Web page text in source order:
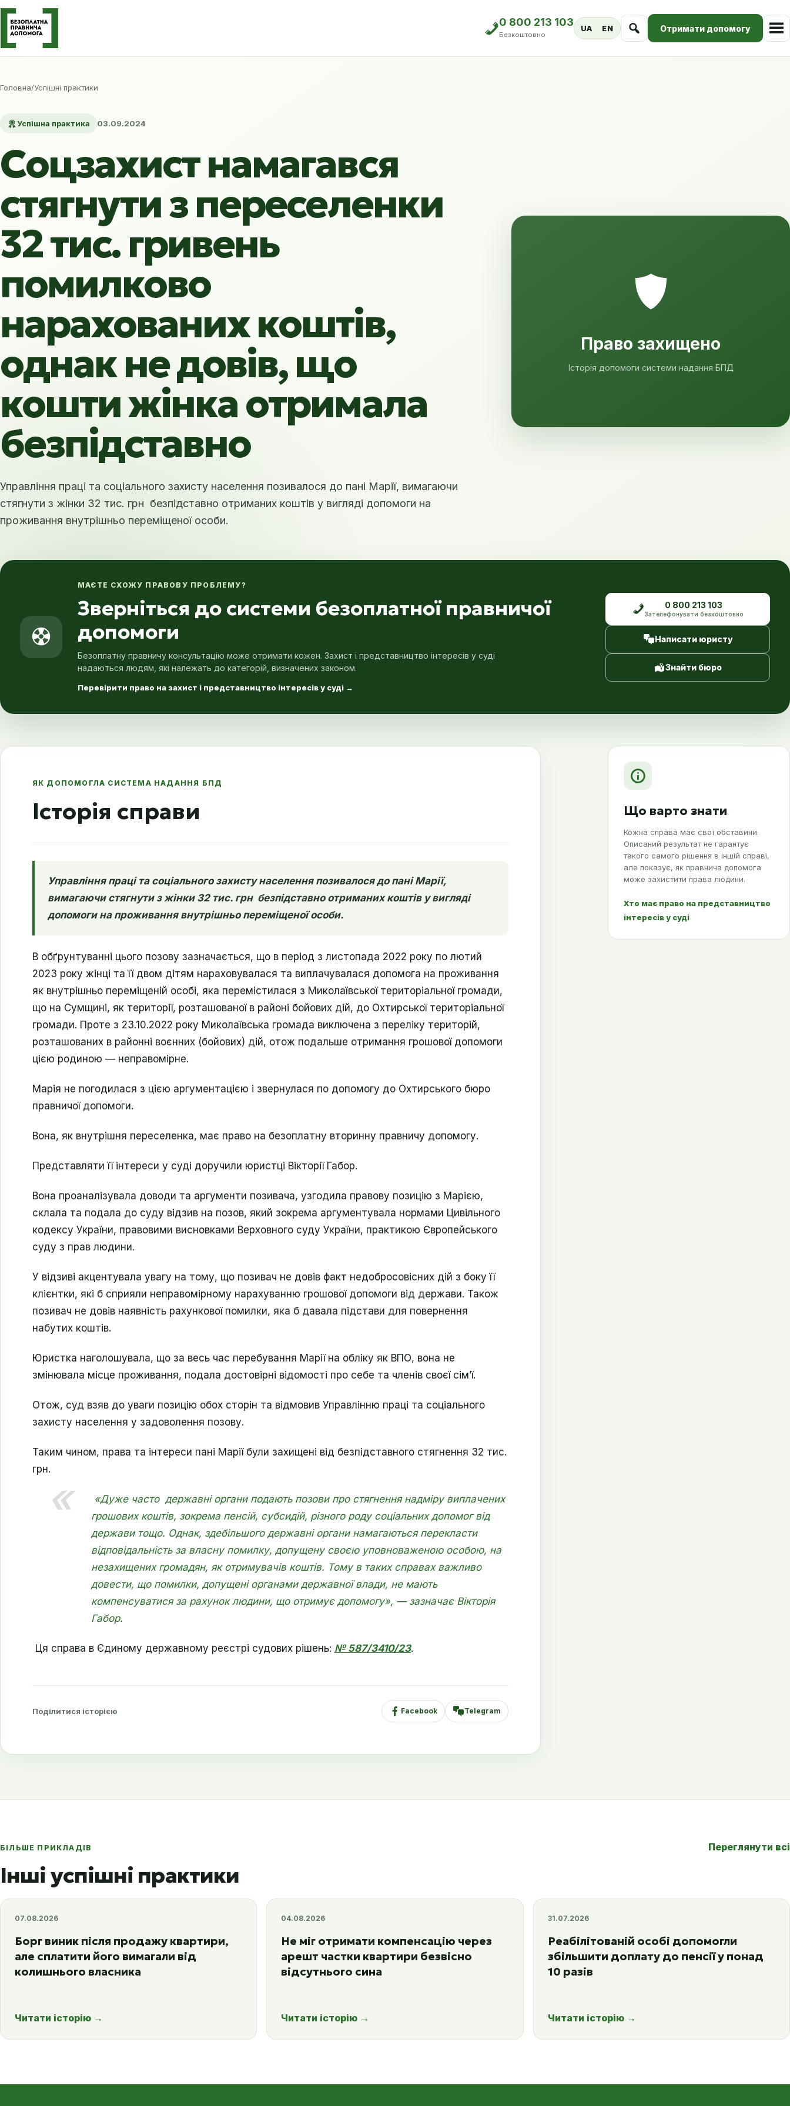
0 800 213 103
Безкоштовно
UA EN Отримати допомогу
Головна/Успішні практики
Успішна практика 03.09.2024
Соцзахист намагався
стягнути з переселенки
32 тис. гривень
помилково
нарахованих коштів,
однак не довів, що
кошти жінка отримала
безпідставно
Управління праці та соціального захисту населення позивалося до пані Марії, вимагаючи
стягнути з жінки 32 тис. грн безпідставно отриманих коштів у вигляді допомоги на
проживання внутрішньо переміщеної особи.
Право захищено
Історія допомоги системи надання БПД
МАЄТЕ СХОЖУ ПРАВОВУ ПРОБЛЕМУ?
Зверніться до системи безоплатної правничої
допомоги
Безоплатну правничу консультацію може отримати кожен. Захист і представництво інтересів у суді
надаються людям, які належать до категорій, визначених законом.
Перевірити право на захист і представництво інтересів у суді →
0 800 213 103
Зателефонувати безкоштовно
Написати юристу
Знайти бюро
ЯК ДОПОМОГЛА СИСТЕМА НАДАННЯ БПД
Історія справи
Управління праці та соціального захисту населення позивалося до пані Марії,
вимагаючи стягнути з жінки 32 тис. грн безпідставно отриманих коштів у вигляді
допомоги на проживання внутрішньо переміщеної особи.
В обґрунтуванні цього позову зазначається, що в період з листопада 2022 року по лютий
2023 року жінці та її двом дітям нараховувалася та виплачувалася допомога на проживання
як внутрішньо переміщеній особі, яка перемістилася з Миколаївської територіальної громади,
що на Сумщині, як території, розташованої в районі бойових дій, до Охтирської територіальної
громади. Проте з 23.10.2022 року Миколаївська громада виключена з переліку територій,
розташованих в районні воєнних (бойових) дій, отож подальше отримання грошової допомоги
цією родиною — неправомірне.
Марія не погодилася з цією аргументацією і звернулася по допомогу до Охтирського бюро
правничої допомоги.
Вона, як внутрішня переселенка, має право на безоплатну вторинну правничу допомогу.
Представляти її інтереси у суді доручили юристці Вікторії Габор.
Вона проаналізувала доводи та аргументи позивача, узгодила правову позицію з Марією,
склала та подала до суду відзив на позов, який зокрема аргументувала нормами Цивільного
кодексу України, правовими висновками Верховного суду України, практикою Європейського
суду з прав людини.
У відзиві акцентувала увагу на тому, що позивач не довів факт недобросовісних дій з боку її
клієнтки, які б сприяли неправомірному нарахуванню грошової допомоги від держави. Також
позивач не довів наявність рахункової помилки, яка б давала підстави для повернення
набутих коштів.
Юристка наголошувала, що за весь час перебування Марії на обліку як ВПО, вона не
змінювала місце проживання, подала достовірні відомості про себе та членів своєї сім’ї.
Отож, суд взяв до уваги позицію обох сторін та відмовив Управлінню праці та соціального
захисту населення у задоволення позову.
Таким чином, права та інтереси пані Марії були захищені від безпідставного стягнення 32 тис.
грн.
«Дуже часто державні органи подають позови про стягнення надміру виплачених
грошових коштів, зокрема пенсій, субсидій, різного роду соціальних допомог від
держави тощо. Однак, здебільшого державні органи намагаються перекласти
відповідальність за власну помилку, допущену своєю уповноваженою особою, на
незахищених громадян, як отримувачів коштів. Тому в таких справах важливо
довести, що помилки, допущені органами державної влади, не мають
компенсуватися за рахунок людини, що отримує допомогу», — зазначає Вікторія
Габор.
Ця справа в Єдиному державному реєстрі судових рішень: № 587/3410/23.
Поділитися історією Facebook Telegram
Що варто знати
Кожна справа має свої обставини.
Описаний результат не гарантує
такого самого рішення в іншій справі,
але показує, як правнича допомога
може захистити права людини.
Хто має право на представництво
інтересів у суді
БІЛЬШЕ ПРИКЛАДІВ
Інші успішні практики
Переглянути всі
07.08.2026
Борг виник після продажу квартири,
але сплатити його вимагали від
колишнього власника
Читати історію →
04.08.2026
Не міг отримати компенсацію через
арешт частки квартири безвісно
відсутнього сина
Читати історію →
31.07.2026
Реабілітованій особі допомогли
збільшити доплату до пенсії у понад
10 разів
Читати історію →